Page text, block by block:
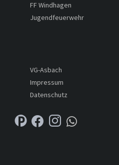
FF Windhagen
Jugendfeuerwehr
VG-Asbach
Impressum
Datenschutz